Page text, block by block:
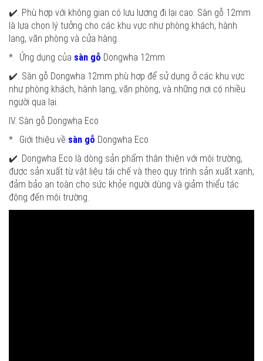
✔️. Phù hợp với không gian có lưu lượng đi lại cao: Sàn gỗ 12mm
là lựa chọn lý tưởng cho các khu vực như phòng khách, hành
lang, văn phòng và cửa hàng.
*. Ứng dụng của sàn gỗ Dongwha 12mm
✔️. Sàn gỗ Dongwha 12mm phù hợp để sử dụng ở các khu vực
như phòng khách, hành lang, văn phòng, và những nơi có nhiều
người qua lại.
IV. Sàn gỗ Dongwha Eco
*. Giới thiệu về sàn gỗ Dongwha Eco
✔️. Dongwha Eco là dòng sản phẩm thân thiện với môi trường,
được sản xuất từ vật liệu tái chế và theo quy trình sản xuất xanh,
đảm bảo an toàn cho sức khỏe người dùng và giảm thiểu tác
động đến môi trường.